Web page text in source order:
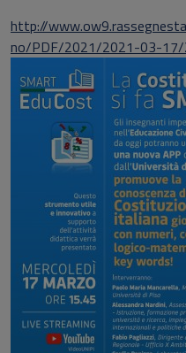
http://
no/PDF/2021/2021-03-